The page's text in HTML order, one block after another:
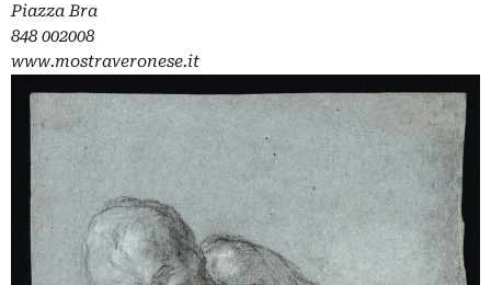
Piazza Bra
848 002008
www.mostraveronese.it